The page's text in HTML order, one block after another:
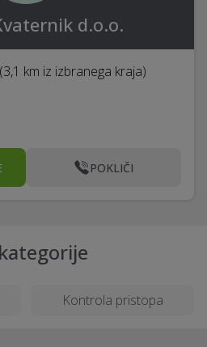
d.o.o.
(3,1 km iz izbranega kraja)
POKLIČI
Kontrola pristopa